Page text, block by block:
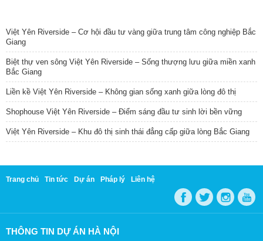
Việt Yên Riverside – Cơ hội đầu tư vàng giữa trung tâm công nghiệp Bắc
Giang
Biệt thự ven sông Việt Yên Riverside – Sống thượng lưu giữa miền xanh
Bắc Giang
Liền kề Việt Yên Riverside – Không gian sống xanh giữa lòng đô thị
Shophouse Việt Yên Riverside – Điểm sáng đầu tư sinh lời bền vững
Việt Yên Riverside – Khu đô thị sinh thái đẳng cấp giữa lòng Bắc Giang
Trang chủ Tin tức Dự án Pháp lý Liên hệ
THÔNG TIN DỰ ÁN HÀ NỘI